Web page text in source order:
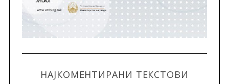
НАЈКОМЕНТИРАНИ ТЕКСТОВИ